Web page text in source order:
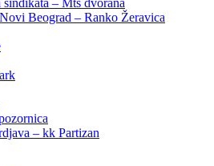
– Mts dvorana
Beograd – Ranko Žeravica
– kk Partizan